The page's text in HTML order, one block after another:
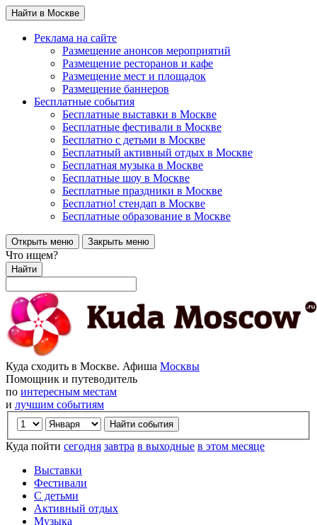
Найти в Москве
Реклама на сайте
Размещение анонсов мероприятий
Размещение ресторанов и кафе
Размещение мест и площадок
Размещение баннеров
Бесплатные события
Бесплатные выставки в Москве
Бесплатные фестивали в Москве
Бесплатно с детьми в Москве
Бесплатный активный отдых в Москве
Бесплатная музыка в Москве
Бесплатные шоу в Москве
Бесплатные праздники в Москве
Бесплатно! стендап в Москве
Бесплатные образование в Москве
Открыть меню Закрыть меню
Что ищем?
Найти
Куда сходить в Москве. Афиша Москвы
Помощник и путеводитель
по интересным местам
и лучшим событиям
Куда пойти сегодня завтра в выходные в этом месяце
Выставки
Фестивали
С детьми
Активный отдых
Музыка